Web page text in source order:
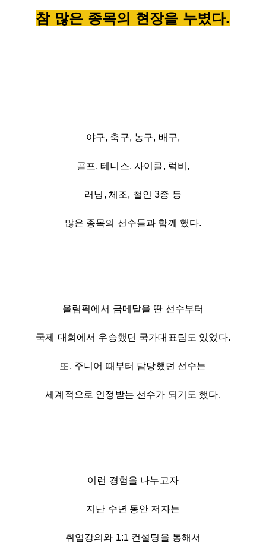
참 많은 종목의 현장을 누볐다.
야구, 축구, 농구, 배구,
골프, 테니스, 사이클, 럭비,
러닝, 체조, 철인 3종 등
많은 종목의 선수들과 함께 했다.
올림픽에서 금메달을 딴 선수부터
국제 대회에서 우승했던 국가대표팀도 있었다.
또, 주니어 때부터 담당했던 선수는
세계적으로 인정받는 선수가 되기도 했다.
이런 경험을 나누고자
지난 수년 동안 저자는
취업강의와 1:1 컨설팅을 통해서